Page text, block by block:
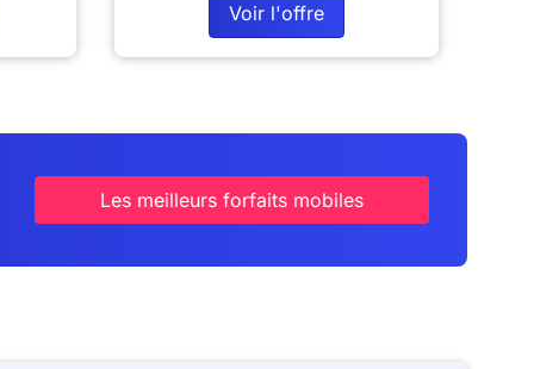
Voir l'offre
Les meilleurs forfaits mobiles